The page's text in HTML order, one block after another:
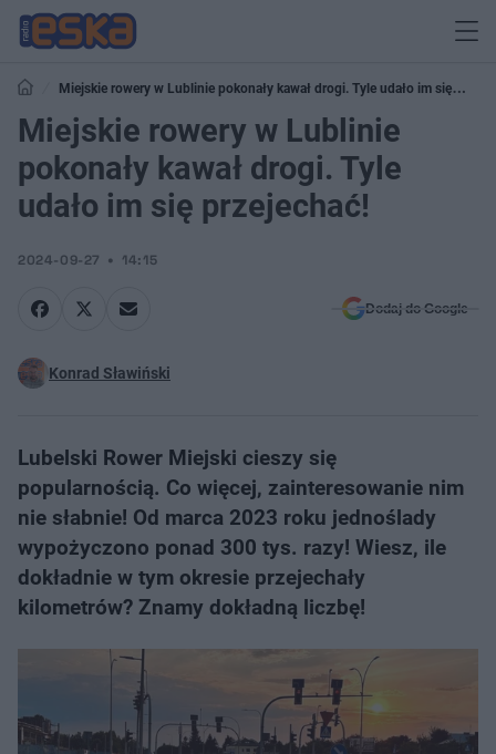
Miejskie rowery w Lublinie pokonały kawał drogi. Tyle udało im się
przejechać!
Miejskie rowery w Lublinie
pokonały kawał drogi. Tyle
udało im się przejechać!
2024-09-27 14:15
Dodaj do Google
Konrad Sławiński
Lubelski Rower Miejski cieszy się
popularnością. Co więcej, zainteresowanie nim
nie słabnie! Od marca 2023 roku jednoślady
wypożyczono ponad 300 tys. razy! Wiesz, ile
dokładnie w tym okresie przejechały
kilometrów? Znamy dokładną liczbę!